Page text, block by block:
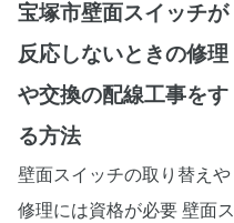
宝塚市壁面スイッチが
反応しないときの修理
や交換の配線工事をす
る方法
壁面スイッチの取り替えや
修理には資格が必要 壁面ス